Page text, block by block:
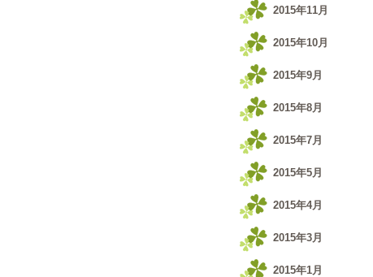
2015年11月
2015年10月
2015年9月
2015年8月
2015年7月
2015年5月
2015年4月
2015年3月
2015年1月